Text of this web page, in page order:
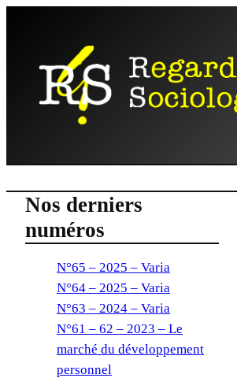
Nos derniers
numéros
N°65 – 2025 – Varia
N°64 – 2025 – Varia
N°63 – 2024 – Varia
N°61 – 62 – 2023 – Le
marché du développement
personnel